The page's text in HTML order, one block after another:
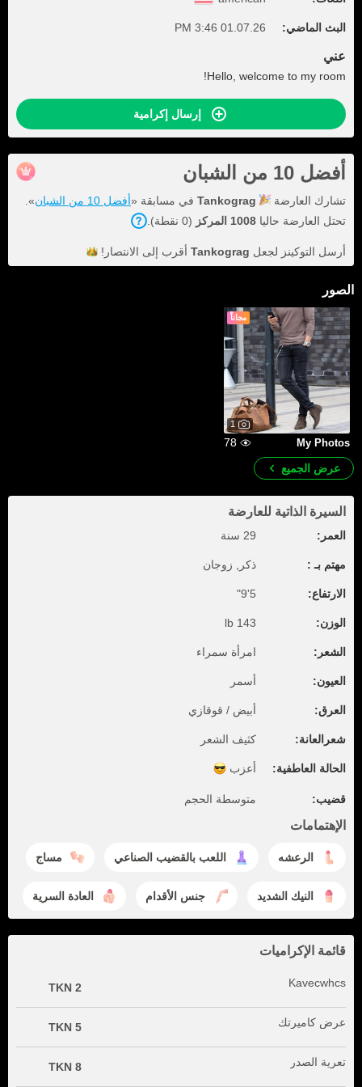
البث الماضي: 01.07.26 3:46 PM
عني
Hello, welcome to my room!
إرسال إكرامية
أفضل 10 من الشبان
تشارك العارضة Tankograg في مسابقة «أفضل 10 من الشبان
».
تحتل العارضة حاليا 1008 المركز (0 نقطة).
أرسل التوكينز لجعل Tankograg أقرب إلى الانتصار!
الصور
مجاناً
1
My Photos
78
عرض الجميع
السيرة الذاتية للعارضة
العمر: 29 سنة
مهتم بـ : ذكر, زوجان
الارتفاع: 5'9"
الوزن: 143 lb
الشعر: امرأة سمراء
العيون: أسمر
العرق: أبيض / قوقازي
شعرالعانة: كثيف الشعر
الحالة العاطفية: أعزب
قضيب: متوسطة الحجم
الإهتمامات
الرعشه اللعب بالقضيب الصناعي مساج
النيك الشديد جنس الأقدام العادة السرية
قائمة الإكراميات
Kavecwhcs
2 TKN
عرض كاميرتك 5 TKN
تعرية الصدر 8 TKN